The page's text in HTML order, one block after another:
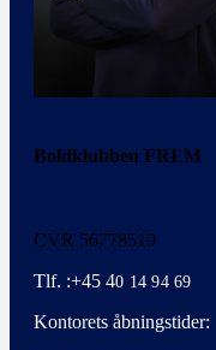
Boldklubben FREM
CVR 56778519
Tlf. :+45 40 14 94 69
Kontorets åbningstider: